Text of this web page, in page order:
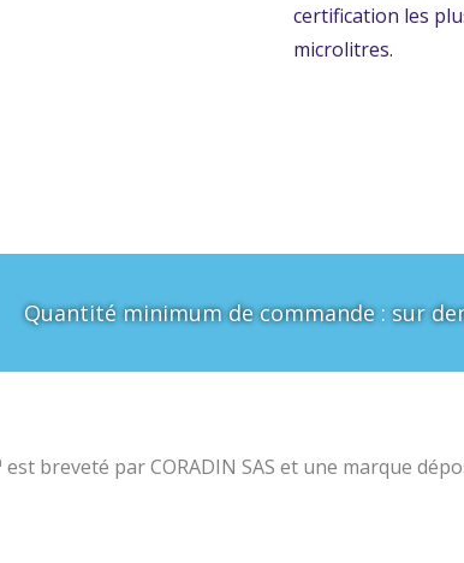
certification les
microlitres.
Quantité minimum de commande : sur
est breveté par CORADIN SAS et une marque